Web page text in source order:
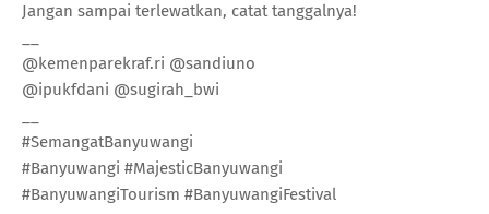
Jangan sampai terlewatkan, catat tanggalnya!
@kemenparekraf.ri @sandiuno
@ipukfdani @sugirah_bwi
#SemangatBanyuwangi
#Banyuwangi #MajesticBanyuwangi
#BanyuwangiTourism #BanyuwangiFestival